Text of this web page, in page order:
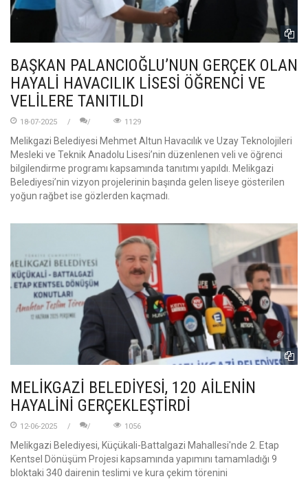
BAŞKAN PALANCIOĞLU’NUN GERÇEK OLAN
HAYALİ HAVACILIK LİSESİ ÖĞRENCİ VE
VELİLERE TANITILDI
18-07-2025 1129
Melikgazi Belediyesi Mehmet Altun Havacılık ve Uzay Teknolojileri
Mesleki ve Teknik Anadolu Lisesi’nin düzenlenen veli ve öğrenci
bilgilendirme programı kapsamında tanıtımı yapıldı. Melikgazi
Belediyesi’nin vizyon projelerinin başında gelen liseye gösterilen
yoğun rağbet ise gözlerden kaçmadı.
MELİKGAZİ BELEDİYESİ, 120 AİLENİN
HAYALİNİ GERÇEKLEŞTİRDİ
12-06-2025 1056
Melikgazi Belediyesi, Küçükali-Battalgazi Mahallesi'nde 2. Etap
Kentsel Dönüşüm Projesi kapsamında yapımını tamamladığı 9
bloktaki 340 dairenin teslimi ve kura çekim törenini